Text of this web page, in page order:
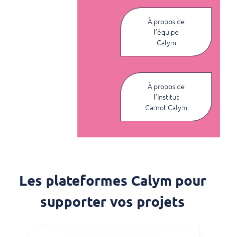
À propos de
l’équipe
Calym
À propos de
l’Institut
Carnot Calym
Les plateformes Calym pour
supporter vos projets